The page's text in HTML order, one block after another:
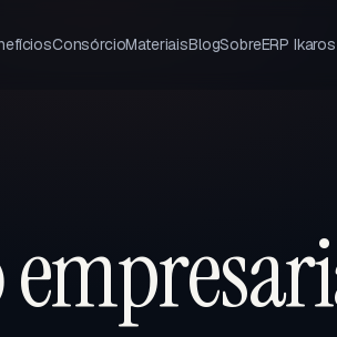
ConsórcioMateriaisBlogSobreERP Ikaros